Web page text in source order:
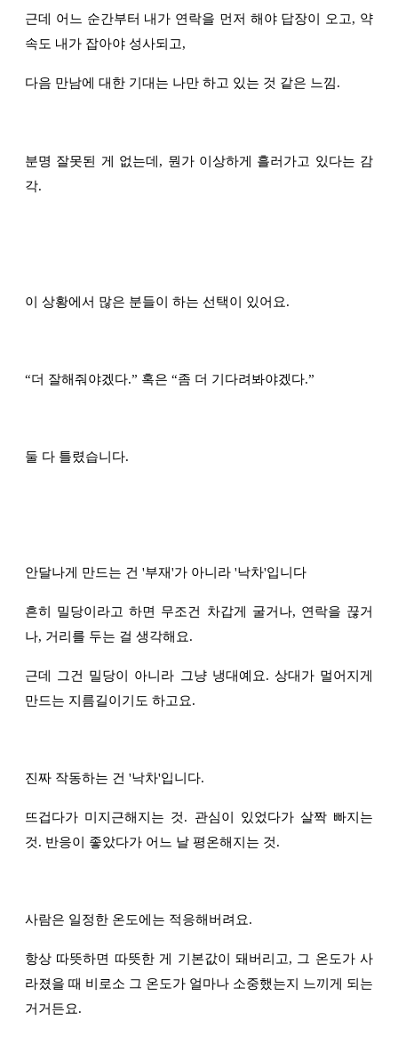
근데 어느 순간부터 내가 연락을 먼저 해야 답장이 오고, 약
속도 내가 잡아야 성사되고,
다음 만남에 대한 기대는 나만 하고 있는 것 같은 느낌.
분명 잘못된 게 없는데, 뭔가 이상하게 흘러가고 있다는 감
각.
이 상황에서 많은 분들이 하는 선택이 있어요.
“더 잘해줘야겠다.” 혹은 “좀 더 기다려봐야겠다.”
둘 다 틀렸습니다.
안달나게 만드는 건 '부재'가 아니라 '낙차'입니다
흔히 밀당이라고 하면 무조건 차갑게 굴거나, 연락을 끊거
나, 거리를 두는 걸 생각해요.
근데 그건 밀당이 아니라 그냥 냉대예요. 상대가 멀어지게
만드는 지름길이기도 하고요.
진짜 작동하는 건 '낙차'입니다.
뜨겁다가 미지근해지는 것. 관심이 있었다가 살짝 빠지는
것. 반응이 좋았다가 어느 날 평온해지는 것.
사람은 일정한 온도에는 적응해버려요.
항상 따뜻하면 따뜻한 게 기본값이 돼버리고, 그 온도가 사
라졌을 때 비로소 그 온도가 얼마나 소중했는지 느끼게 되는
거거든요.